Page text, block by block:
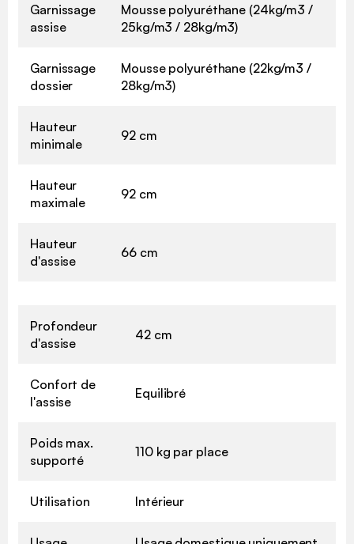
Garnissage
assise
Mousse polyuréthane (24kg/m3 /
25kg/m3 / 28kg/m3)
Garnissage
dossier
Mousse polyuréthane (22kg/m3 /
28kg/m3)
Hauteur
minimale
92 cm
Hauteur
maximale
92 cm
Hauteur
d'assise
66 cm
Profondeur
d'assise
42 cm
Confort de
l'assise
Equilibré
Poids max.
supporté
110 kg par place
Utilisation Intérieur